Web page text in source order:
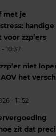
met je
handige
voor zzp’ers
10:37
niet
het
- 11:52
zit dat